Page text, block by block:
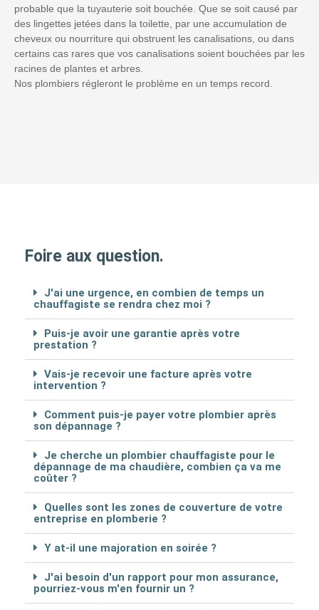
probable que la tuyauterie soit bouchée. Que se soit causé par
des lingettes jetées dans la toilette, par une accumulation de
cheveux ou nourriture qui obstruent les canalisations, ou dans
certains cas rares que vos canalisations soient bouchées par les
racines de plantes et arbres.
Nos plombiers régleront le problème en un temps record.
Foire aux question.
J'ai une urgence, en combien de temps un
chauffagiste se rendra chez moi ?
Puis-je avoir une garantie après votre
prestation ?
Vais-je recevoir une facture après votre
intervention ?
Comment puis-je payer votre plombier après
son dépannage ?
Je cherche un plombier chauffagiste pour le
dépannage de ma chaudière, combien ça va me
coûter ?
Quelles sont les zones de couverture de votre
entreprise en plomberie ?
Y at-il une majoration en soirée ?
J'ai besoin d'un rapport pour mon assurance,
pourriez-vous m'en fournir un ?